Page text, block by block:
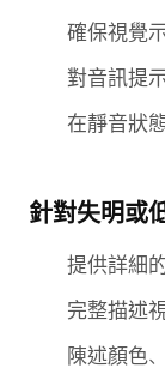
確保視覺
對音訊提
在靜音狀
針對失明或
提供詳細
完整描述
陳述顏色